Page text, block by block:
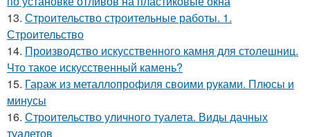
13. Строительство строительные работы. 1.
Строительство
14. Производство искусственного камня для столешниц.
Что такое искусственный камень?
15. Гараж из металлопрофиля своими руками. Плюсы и
минусы
16. Строительство уличного туалета. Виды дачных
туалетов